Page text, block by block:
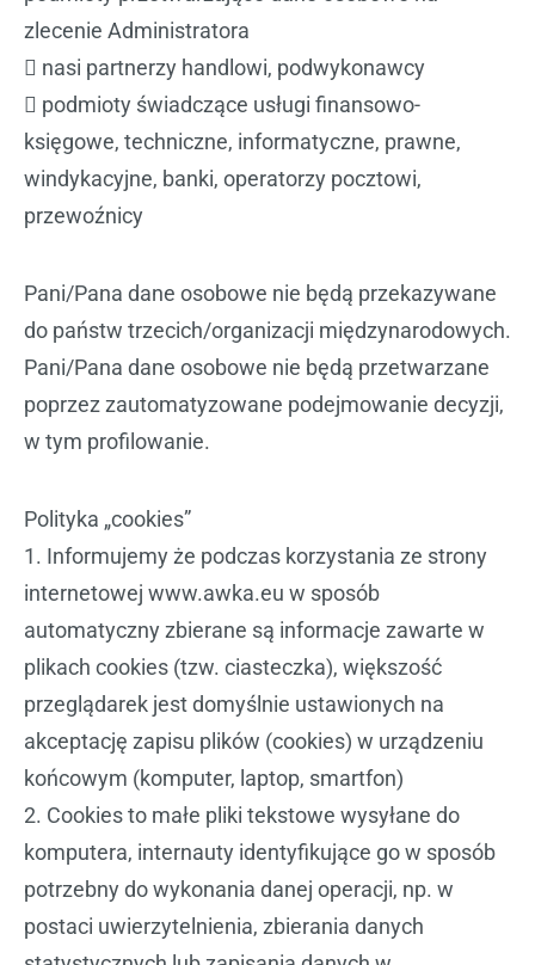
zlecenie Administratora
 nasi partnerzy handlowi, podwykonawcy
 podmioty świadczące usługi finansowo-
księgowe, techniczne, informatyczne, prawne,
windykacyjne, banki, operatorzy pocztowi,
przewoźnicy
Pani/Pana dane osobowe nie będą przekazywane
do państw trzecich/organizacji międzynarodowych.
Pani/Pana dane osobowe nie będą przetwarzane
poprzez zautomatyzowane podejmowanie decyzji,
w tym profilowanie.
Polityka „cookies”
1. Informujemy że podczas korzystania ze strony
internetowej www.awka.eu w sposób
automatyczny zbierane są informacje zawarte w
plikach cookies (tzw. ciasteczka), większość
przeglądarek jest domyślnie ustawionych na
akceptację zapisu plików (cookies) w urządzeniu
końcowym (komputer, laptop, smartfon)
2. Cookies to małe pliki tekstowe wysyłane do
komputera, internauty identyfikujące go w sposób
potrzebny do wykonania danej operacji, np. w
postaci uwierzytelnienia, zbierania danych